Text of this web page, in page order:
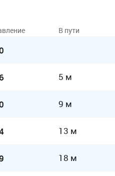
В пути
5 м
9 м
13 м
18 м